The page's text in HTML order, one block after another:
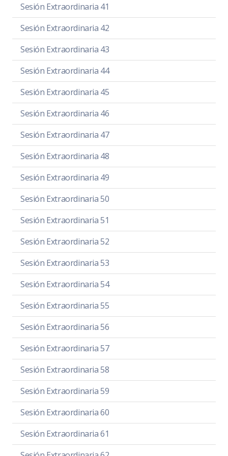
Sesión Extraordinaria 41
Sesión Extraordinaria 42
Sesión Extraordinaria 43
Sesión Extraordinaria 44
Sesión Extraordinaria 45
Sesión Extraordinaria 46
Sesión Extraordinaria 47
Sesión Extraordinaria 48
Sesión Extraordinaria 49
Sesión Extraordinaria 50
Sesión Extraordinaria 51
Sesión Extraordinaria 52
Sesión Extraordinaria 53
Sesión Extraordinaria 54
Sesión Extraordinaria 55
Sesión Extraordinaria 56
Sesión Extraordinaria 57
Sesión Extraordinaria 58
Sesión Extraordinaria 59
Sesión Extraordinaria 60
Sesión Extraordinaria 61